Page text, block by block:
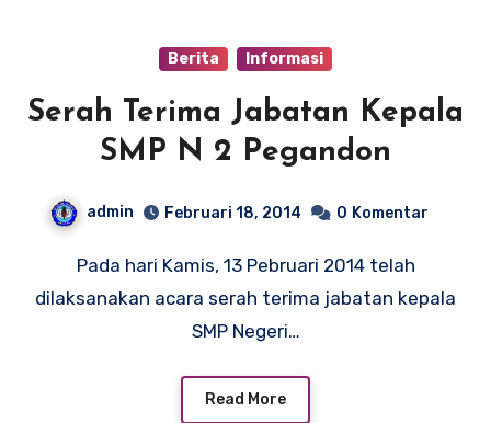
Berita Informasi
Serah Terima Jabatan Kepala
SMP N 2 Pegandon
admin Februari 18, 2014 0 Komentar
Pada hari Kamis, 13 Pebruari 2014 telah
dilaksanakan acara serah terima jabatan kepala
SMP Negeri…
Read More